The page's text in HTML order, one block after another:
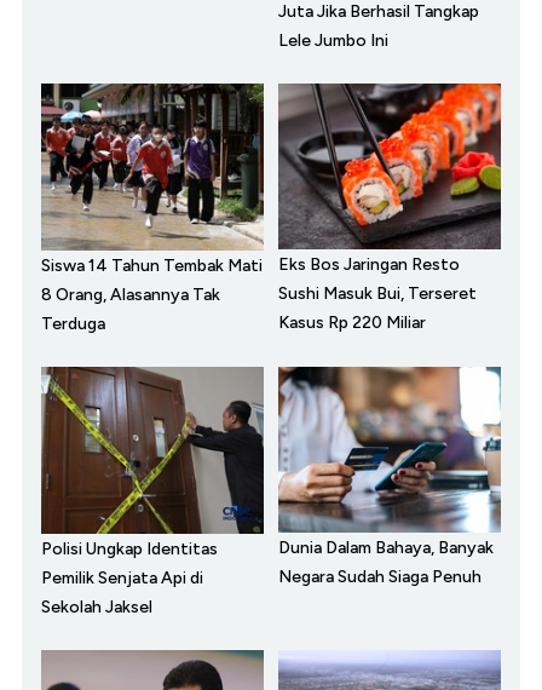
Juta Jika Berhasil Tangkap
Lele Jumbo Ini
Siswa 14 Tahun Tembak Mati
8 Orang, Alasannya Tak
Terduga
Eks Bos Jaringan Resto
Sushi Masuk Bui, Terseret
Kasus Rp 220 Miliar
Polisi Ungkap Identitas
Pemilik Senjata Api di
Sekolah Jaksel
Dunia Dalam Bahaya, Banyak
Negara Sudah Siaga Penuh